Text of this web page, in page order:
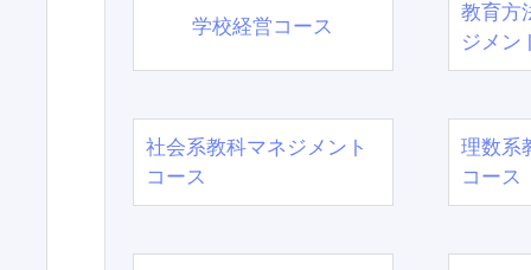
学校経営コース
教育方
ジメン
社会系教科マネジメント
コース
理数系
コース